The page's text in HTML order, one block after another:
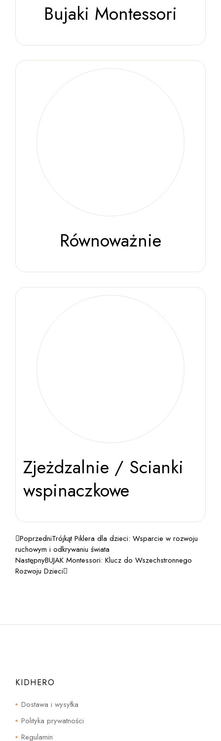
Bujaki Montessori
Równoważnie
Zjeżdzalnie / Scianki
wspinaczkowe
PoprzedniTrójkąt Piklera dla dzieci: Wsparcie w rozwoju
ruchowym i odkrywaniu świata
NastępnyBUJAK Montessori: Klucz do Wszechstronnego
Rozwoju Dzieci
KIDHERO
Dostawa i wysyłka
Polityka prywatności
Regulamin